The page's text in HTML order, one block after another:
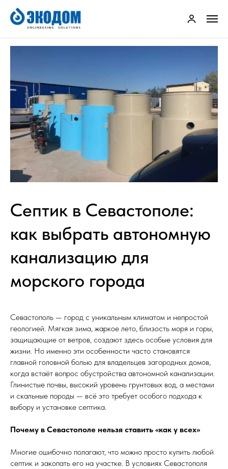
Септик в Севастополе:
как выбрать автономную
канализацию для
морского города
Севастополь — город с уникальным климатом и непростой
геологией. Мягкая зима, жаркое лето, близость моря и горы,
защищающие от ветров, создают здесь особые условия для
жизни. Но именно эти особенности часто становятся
главной головной болью для владельцев загородных домов,
когда встаёт вопрос обустройства автономной канализации.
Глинистые почвы, высокий уровень грунтовых вод, а местами
и скальные породы — всё это требует особого подхода к
выбору и установке септика.
Почему в Севастополе нельзя ставить «как у всех»
Многие ошибочно полагают, что можно просто купить любой
септик и закопать его на участке. В условиях Севастополя